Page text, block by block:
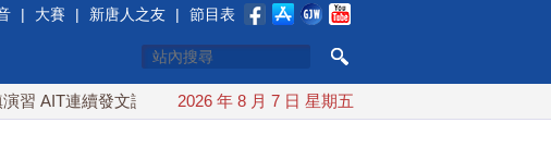
| 大賽 | 新唐人之友 | 節目表
續發文讚「韌性台灣」 搞分化？美情報：普京最快今秋 試探攻擊
2026 年 8 月 7 日 星期五